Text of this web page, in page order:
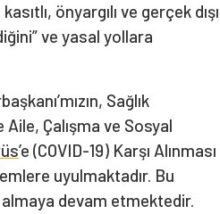
önyargılı ve gerçek dışı
ve yasal yollara
Sağlık
Aile, Çalışma ve Sosyal
’e (COVID-19) Karşı Alınması
uyulmaktadır. Bu
devam etmektedir.